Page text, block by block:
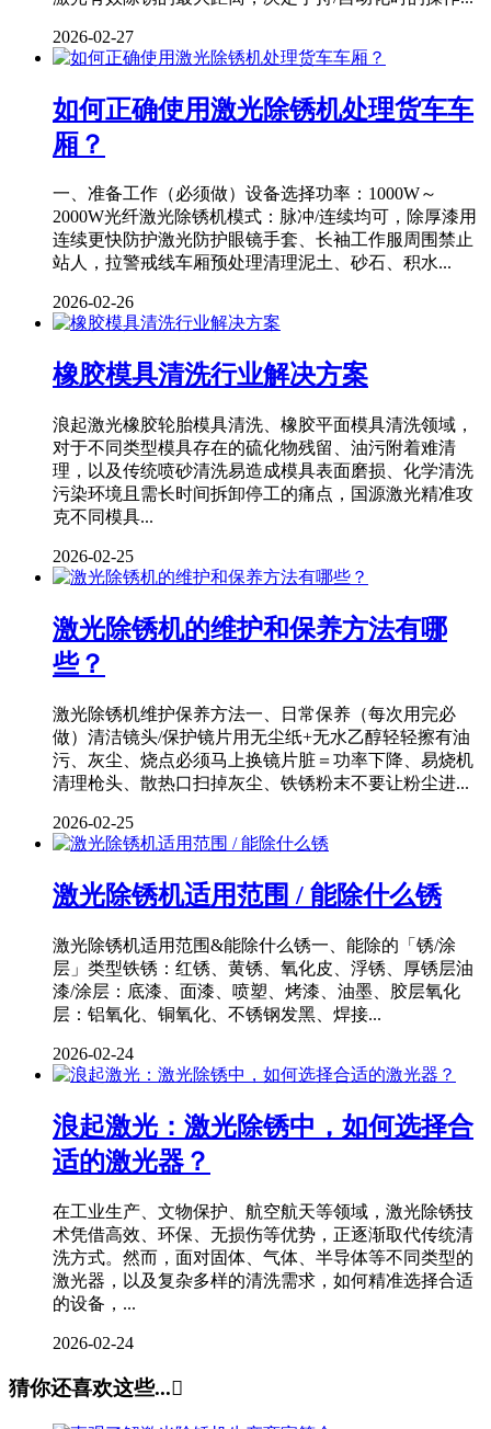
2026-02-27
如何正确使用激光除锈机处理货车车
厢？
一、准备工作（必须做）设备选择功率：1000W～
2000W光纤激光除锈机模式：脉冲/连续均可，除厚漆用
连续更快防护激光防护眼镜手套、长袖工作服周围禁止
站人，拉警戒线车厢预处理清理泥土、砂石、积水...
2026-02-26
橡胶模具清洗行业解决方案
浪起激光橡胶轮胎模具清洗、橡胶平面模具清洗领域，
对于不同类型模具存在的硫化物残留、油污附着难清
理，以及传统喷砂清洗易造成模具表面磨损、化学清洗
污染环境且需长时间拆卸停工的痛点，国源激光精准攻
克不同模具...
2026-02-25
激光除锈机的维护和保养方法有哪
些？
激光除锈机维护保养方法一、日常保养（每次用完必
做）清洁镜头/保护镜片用无尘纸+无水乙醇轻轻擦有油
污、灰尘、烧点必须马上换镜片脏＝功率下降、易烧机
清理枪头、散热口扫掉灰尘、铁锈粉末不要让粉尘进...
2026-02-25
激光除锈机适用范围 / 能除什么锈
激光除锈机适用范围&能除什么锈一、能除的「锈/涂
层」类型铁锈：红锈、黄锈、氧化皮、浮锈、厚锈层油
漆/涂层：底漆、面漆、喷塑、烤漆、油墨、胶层氧化
层：铝氧化、铜氧化、不锈钢发黑、焊接...
2026-02-24
浪起激光：激光除锈中，如何选择合
适的激光器？
在工业生产、文物保护、航空航天等领域，激光除锈技
术凭借高效、环保、无损伤等优势，正逐渐取代传统清
洗方式。然而，面对固体、气体、半导体等不同类型的
激光器，以及复杂多样的清洗需求，如何精准选择合适
的设备，...
2026-02-24
猜你还喜欢这些...